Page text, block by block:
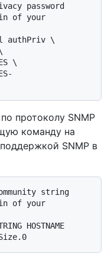
password
of your
-l authPriv \
\
по протоколу SNMP
команду на
SNMP в
string
of your
HOSTNAME